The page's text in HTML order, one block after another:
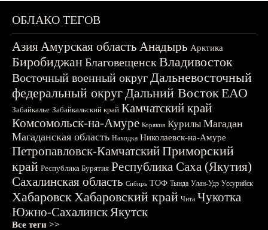
ОБЛАКО ТЕГОВ
АзияАмурская область Анадырь Арктика
БиробиджанБлаговещенскВладивосток
Восточный военный округДальневосточный
федеральный округДальний ВостокЕАО
Забайкалье Забайкальский край Камчатский край
Комсомольск-на-Амуре Корякия Курилы Магадан
Магаданская область Находка Николаевск-на-Амуре
Петропавловск-КамчатскийПриморский
край Республика Бурятия Республика Саха (Якутия)
Сахалинская область Сибирь ТОФ Тында Улан-Удэ Уссурийск
ХабаровскХабаровский край Чита Чукотка
Южно-СахалинскЯкутск
Все теги >>